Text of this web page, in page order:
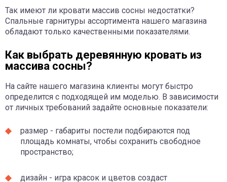
Так имеют ли кровати массив сосны недостатки?
Спальные гарнитуры ассортимента нашего магазина
обладают только качественными показателями.
Как выбрать деревянную кровать из
массива сосны?
На сайте нашего магазина клиенты могут быстро
определится с подходящей им моделью. В зависимости
от личных требований задайте основные показатели:
размер - габариты постели подбираются под
площадь комнаты, чтобы сохранить свободное
пространство;
дизайн - игра красок и цветов создаст